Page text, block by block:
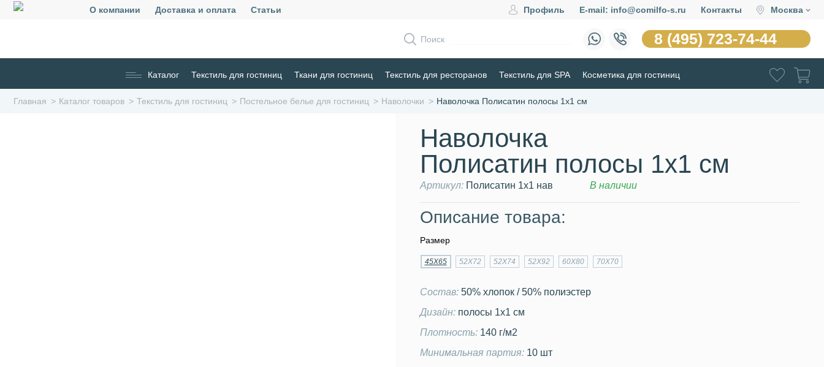
О компании Доставка и оплата Статьи Профиль E-mail: info@comilfo-s.ru Контакты Москва
Поиск 8 (495) 723-74-44
Каталог Текстиль для гостиниц Ткани для гостиниц Текстиль для ресторанов Текстиль для SPA Косметика для гостиниц
Главная Каталог товаров Текстиль для гостиниц Постельное белье для гостиниц Наволочки Наволочка Полисатин полосы 1х1 см
Наволочка
Полисатин полосы 1х1 см
Артикул: Полисатин 1х1 нав В наличии
Описание товара:
Размер
45Х65 52Х72 52Х74 52Х92 60Х80 70Х70
Состав: 50% хлопок / 50% полиэстер
Дизайн: полосы 1х1 см
Плотность: 140 г/м2
Минимальная партия: 10 шт